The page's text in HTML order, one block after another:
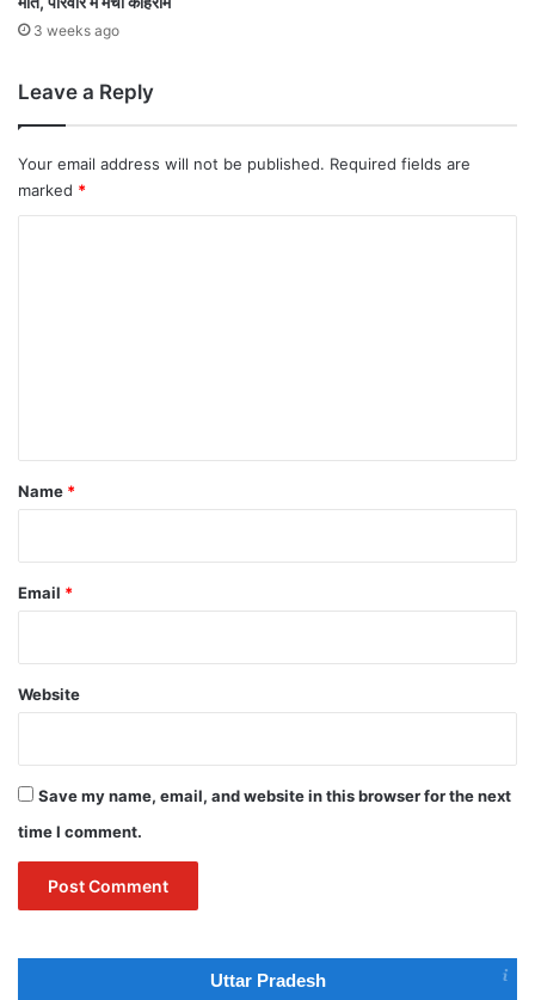
3 weeks ago
Leave a Reply
Your email address will not be published. Required fields are
marked *
*
Name *
Email *
Website
Save my name, email, and website in this browser for the next
time I comment.
Uttar Pradesh